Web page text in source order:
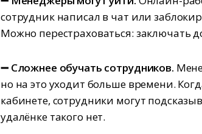
сотрудник написал в чат или
Можно перестраховаться: заключать
➖ Сложнее обучать сотрудников.
но на это уходит больше времени.
кабинете, сотрудники могут
удалёнке такого нет.